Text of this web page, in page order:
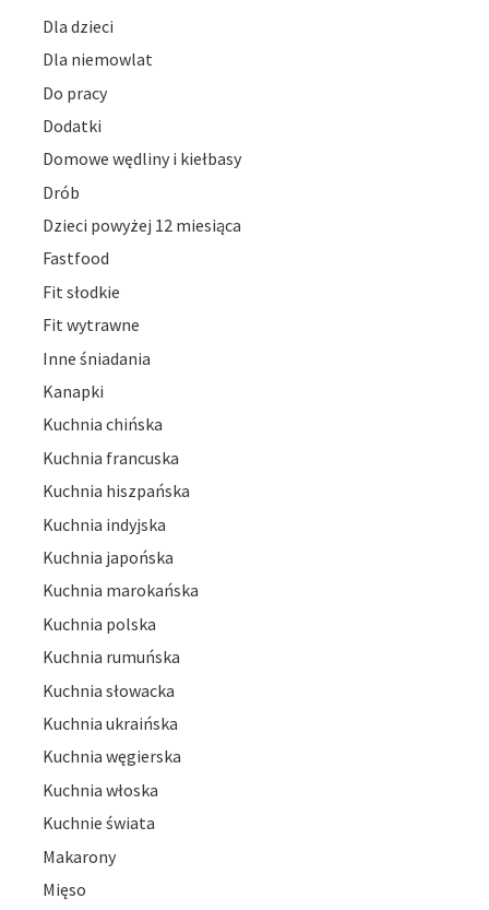
Dla dzieci
Dla niemowlat
Do pracy
Dodatki
Domowe wędliny i kiełbasy
Drób
Dzieci powyżej 12 miesiąca
Fastfood
Fit słodkie
Fit wytrawne
Inne śniadania
Kanapki
Kuchnia chińska
Kuchnia francuska
Kuchnia hiszpańska
Kuchnia indyjska
Kuchnia japońska
Kuchnia marokańska
Kuchnia polska
Kuchnia rumuńska
Kuchnia słowacka
Kuchnia ukraińska
Kuchnia węgierska
Kuchnia włoska
Kuchnie świata
Makarony
Mięso